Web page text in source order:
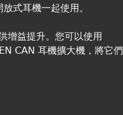
式耳機一起使用。
增益提升。您可以使用
CAN 耳機擴大機，將它們